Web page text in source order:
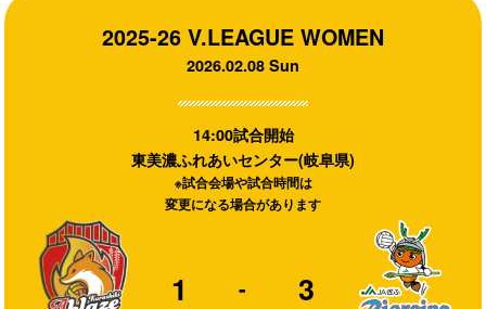
2025-26 V.LEAGUE WOMEN
2026.02.08 Sun
14:00試合開始
東美濃ふれあいセンター(岐阜県)
※試合会場や試合時間は
変更になる場合があります
1 - 3